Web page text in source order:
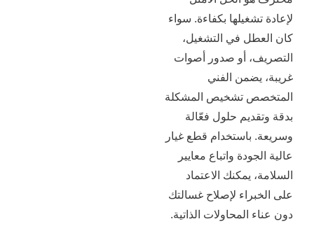
بكفاءة. سواء
في التشغيل،
أو صدور أصوات
الفني
تشخيص المشكلة
حلول فعّالة
قطع غيار
واتباع معايير
الاعتماد
لإصلاح غسالتك
الذاتية.